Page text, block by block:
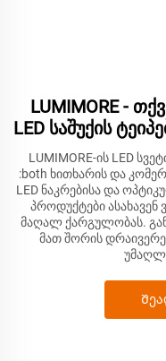
LUMIMORE -
LED საშუქის
LUMIMORE-ის LED
:both ხითხარის და
LED ნაკრებისა და
პროდუქტები
მაღალ ქარგულობას.
მათ შორის